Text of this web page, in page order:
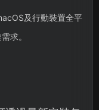
及行動裝置全平
求。